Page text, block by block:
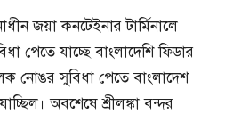
জয়া কনটেইনার টার্মিনালে
পেতে যাচ্ছে বাংলাদেশি ফিডার
নোঙর সুবিধা পেতে বাংলাদেশ
অবশেষে শ্রীলঙ্কা বন্দর